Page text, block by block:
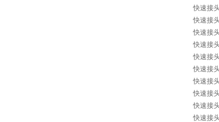
快速接
快速接
快速接
快速接
快速接
快速接
快速接
快速接
快速接
快速接